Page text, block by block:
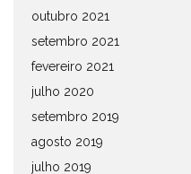
outubro 2021
setembro 2021
fevereiro 2021
julho 2020
setembro 2019
agosto 2019
julho 2019